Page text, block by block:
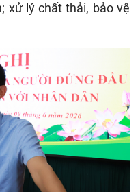
xử lý chất thải, bảo vệ